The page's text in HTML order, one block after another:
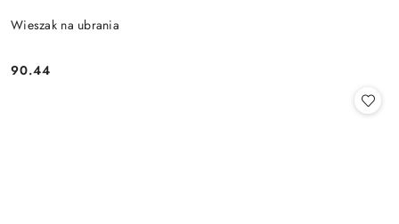
Wieszak na ubrania
Cena:
90.44